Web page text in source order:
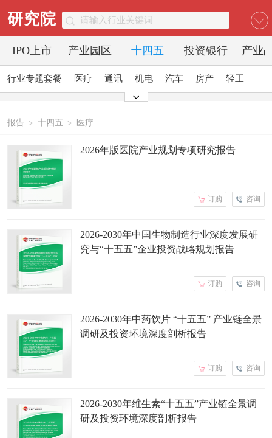
研究院
IPO上市 产业园区 十四五 投资银行 产业
行业专题套餐 医疗 通讯 机电 汽车 房产
轻工
酒店
报告 > 十四五 > 医疗
2026年版医院产业规划专项研究报告
咨询
订购
2026-2030年中国生物制造行业深度发展研
究与“十五五”企业投资战略规划报告
咨询
订购
2026-2030年中药饮片 “十五五” 产业链全景
调研及投资环境深度剖析报告
咨询
订购
2026-2030年维生素“十五五”产业链全景调
研及投资环境深度剖析报告